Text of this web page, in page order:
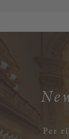
Per